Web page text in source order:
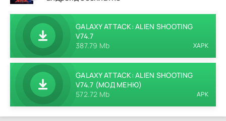
GALAXY ATTACK: ALIEN SHOOTING
V74.7
387.79 Mb
XAPK
GALAXY ATTACK: ALIEN SHOOTING
V74.7 (МОД МЕНЮ)
572.72 Mb
APK